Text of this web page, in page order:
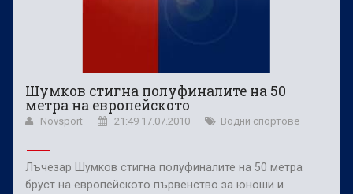
Шумков стигна полуфиналите на 50
метра на европейското
Novsport 21:49 17.07.2010 Водни спортове
Лъчезар Шумков стигна полуфиналите на 50 метра
бруст на европейското първенство за юноши и